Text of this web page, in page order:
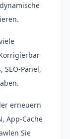
Panel,
erneuern
App-Cache
Sie